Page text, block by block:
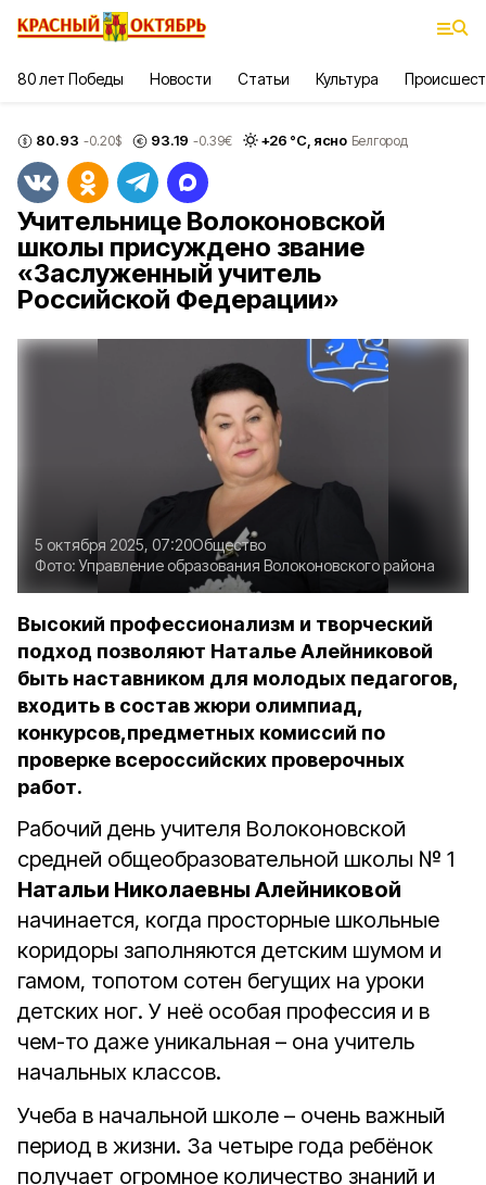
80 лет Победы Новости Статьи Культура
80.93 -0.20$ 93.19 -0.39€ +26 °С, ясно Белгород
Учительнице Волоконовской
школы присуждено звание
«Заслуженный учитель
Российской Федерации»
5 октября 2025, 07:20Общество
Фото:Управление образования Волоконовского района
Высокий профессионализм и творческий
подход позволяют Наталье Алейниковой
быть наставником для молодых педагогов,
входить в состав жюри олимпиад,
конкурсов,предметных комиссий по
проверке всероссийских проверочных
работ.
Рабочий день учителя Волоконовской
средней общеобразовательной школы № 1
Натальи Николаевны Алейниковой
начинается, когда просторные школьные
коридоры заполняются детским шумом и
гамом, топотом сотен бегущих на уроки
детских ног. У неё особая профессия и в
чем-то даже уникальная – она учитель
начальных классов.
Учеба в начальной школе – очень важный
период в жизни. За четыре года ребёнок
получает огромное количество знаний и